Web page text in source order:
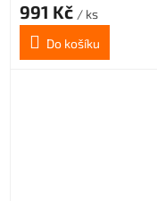
991 Kč / ks
Do košíku